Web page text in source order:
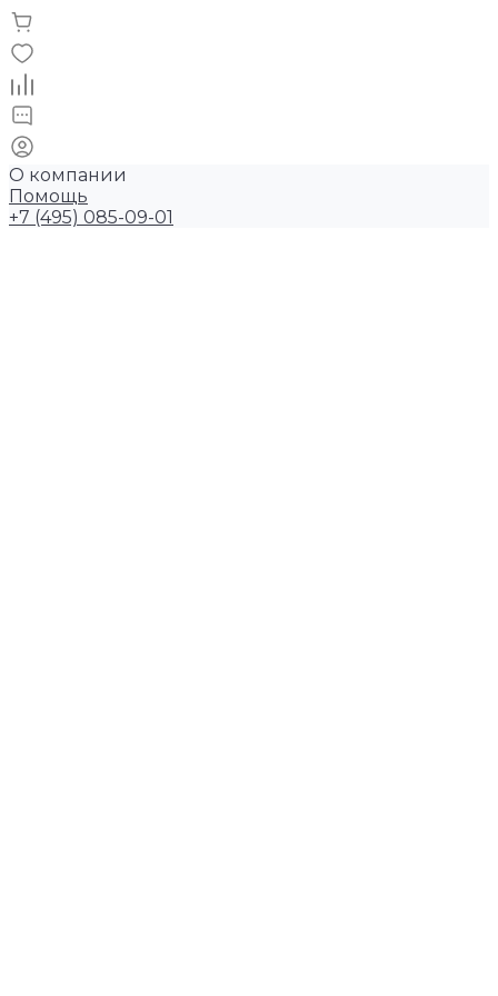
О компании
Помощь
+7 (495) 085-09-01